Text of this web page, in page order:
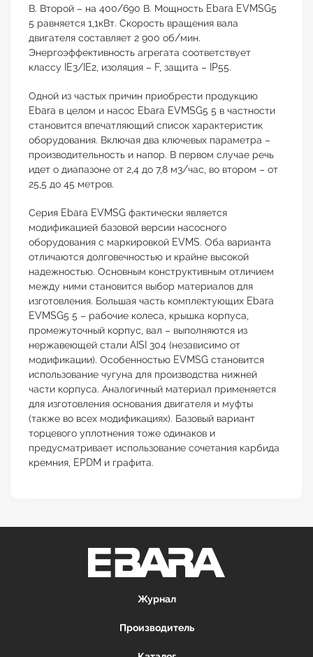
В. Второй – на 400/690 В. Мощность Ebara EVMSG5
5 равняется 1,1кВт. Скорость вращения вала
двигателя составляет 2 900 об/мин.
Энергоэффективность агрегата соответствует
классу IE3/IE2, изоляция – F, защита – IP55.
Одной из частых причин приобрести продукцию
Ebara в целом и насос Ebara EVMSG5 5 в частности
становится впечатляющий список характеристик
оборудования. Включая два ключевых параметра –
производительность и напор. В первом случае речь
идет о диапазоне от 2,4 до 7,8 м3/час, во втором – от
25,5 до 45 метров.
Серия Ebara EVMSG фактически является
модификацией базовой версии насосного
оборудования с маркировкой EVMS. Оба варианта
отличаются долговечностью и крайне высокой
надежностью. Основным конструктивным отличием
между ними становится выбор материалов для
изготовления. Большая часть комплектующих Ebara
EVMSG5 5 – рабочие колеса, крышка корпуса,
промежуточный корпус, вал – выполняются из
нержавеющей стали AISI 304 (независимо от
модификации). Особенностью EVMSG становится
использование чугуна для производства нижней
части корпуса. Аналогичный материал применяется
для изготовления основания двигателя и муфты
(также во всех модификациях). Базовый вариант
торцевого уплотнения тоже одинаков и
предусматривает использование сочетания карбида
кремния, EPDM и графита.
Журнал
Производитель